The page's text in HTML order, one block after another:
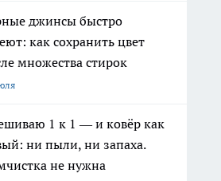
джинсы быстро
как сохранить цвет
множества стирок
1 к 1 — и ковёр как
ни пыли, ни запаха.
не нужна